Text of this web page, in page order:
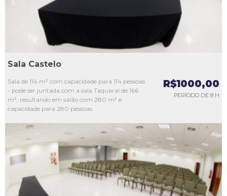
Sala Castelo
Sala de 114 m² com capacidade para 114 pessoas
- pode ser juntada com a sala Taquaral de 166
m², resultando em salão com 280 m² e
capacidade para 280 pessoas.
R$1000,00
PERÍODO DE 8 H
L3
L4